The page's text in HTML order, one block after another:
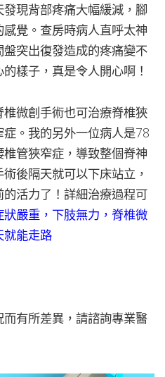
現背部疼痛大幅緩減，腳
覺。查房時病人直呼太神
突出復發造成的疼痛變不
樣子，真是令人開心啊！
微創手術也可治療脊椎狹
。我的另外一位病人是78
管狹窄症，導致整個脊神
後隔天就可以下床站立，
活力了！詳細治療過程可
嚴重，下肢無力，脊椎微
就能走路
有所差異，請諮詢專業醫